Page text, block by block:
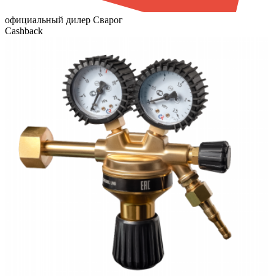
официальный дилер Сварог
Cashback